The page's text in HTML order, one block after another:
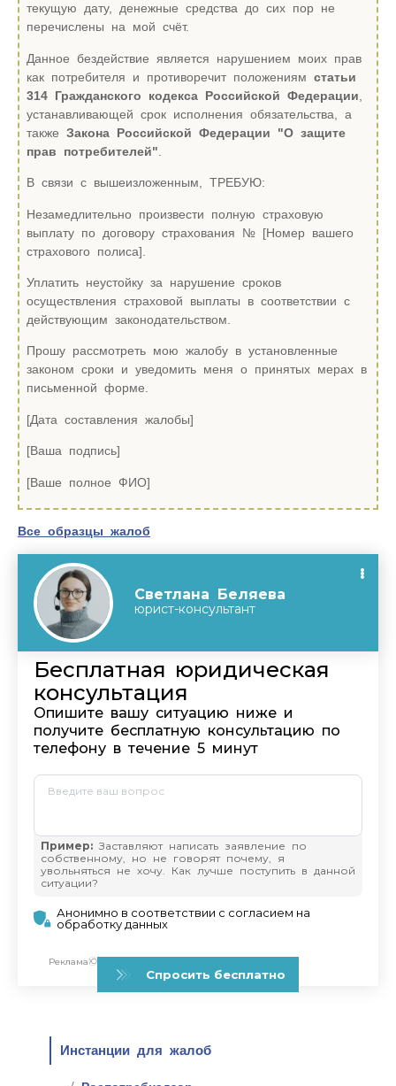
текущую дату, денежные средства до сих пор не
перечислены на мой счёт.
Данное бездействие является нарушением моих прав
как потребителя и противоречит положениямстатьи
314 Гражданского кодекса Российской Федерации
устанавливающей срок исполнения обязательства, а
такжеЗакона Российской Федерации "О защите
прав потребителей"
В связи с вышеизложенным, ТРЕБУЮ:
Незамедлительно произвести полную страховую
выплату по договору страхования № [Номер вашего
страхового полиса].
Уплатить неустойку за нарушение сроков
осуществления страховой выплаты в соответствии с
действующим законодательством.
Прошу рассмотреть мою жалобу в установленные
законом сроки и уведомить меня о принятых мерах в
письменной форме.
[Дата составления жалобы]
[Ваша подпись]
[Ваше полное ФИО]
Все образцы жалоб
Инстанции для жалоб